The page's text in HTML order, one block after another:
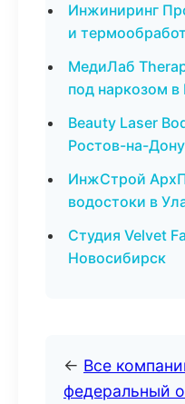
Инжиниринг
и
МедиЛаб
под наркозом в
Beauty Laser
Ростов-на-Дону
ИнжСтрой
водостоки в
Студия Velvet
Новосибирск
← Все
федеральный